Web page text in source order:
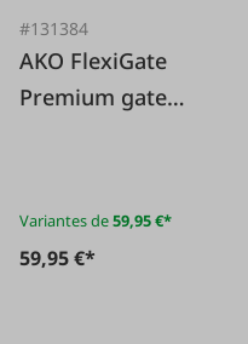
#131384
AKO FlexiGate
Premium gate
Variantes de59,95 €*
59,95 €*